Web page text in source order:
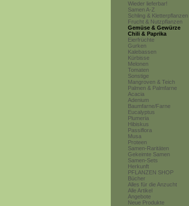
Wieder lieferbar!
Samen A-Z
Schling & Kletterpflanzen
Frucht & Nutzpflanzen
Gemüse & Gewürze
Chili & Paprika
Eierfrüchte
Gurken
Kalebassen
Kürbisse
Melonen
Tomaten
Sonstige
Mangroven & Teich
Palmen & Palmfarne
Acacia
Adenium
Baumfarne/Farne
Eucalyptus
Plumeria
Hibiskus
Passiflora
Musa
Proteen
Samen-Raritäten
Gekeimte Samen
Samen-Sets
Herkunft
PFLANZEN SHOP
Bücher
Alles für die Anzucht
Alle Artikel
Angebote
Neue Produkte